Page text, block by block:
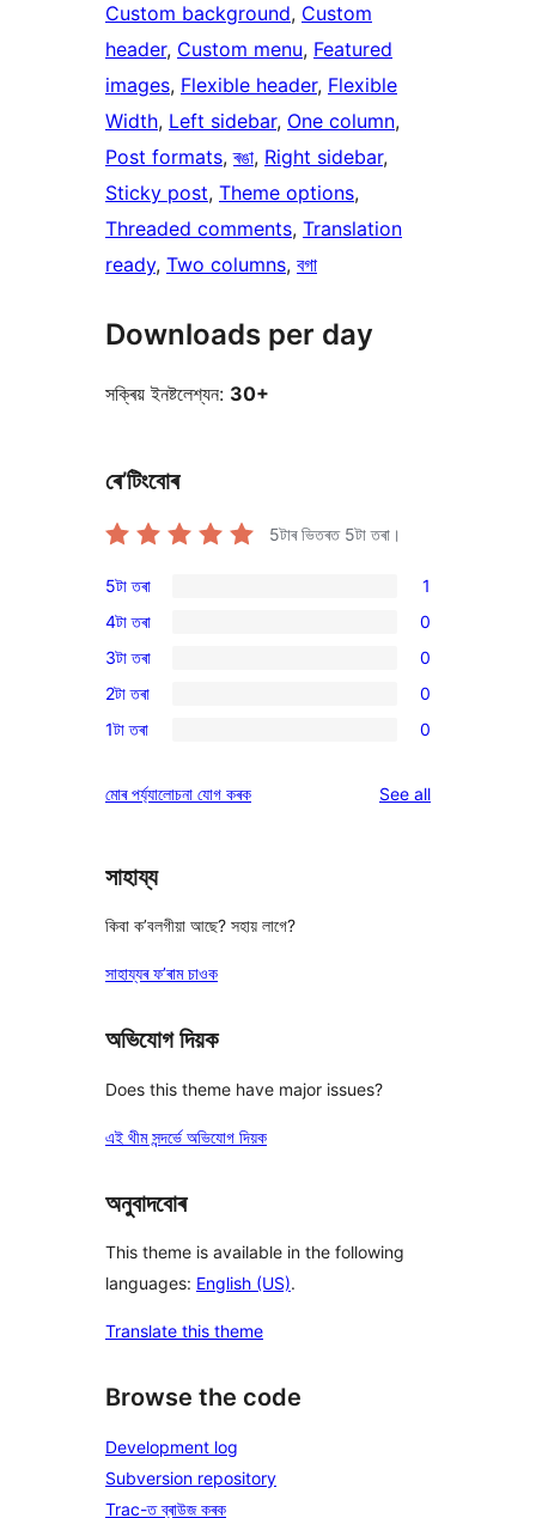
Custom background, Custom
header, Custom menu, Featured
images, Flexible header, Flexible
Width, Left sidebar, One column
Post formats, ৰঙা, Right sidebar
Sticky post, Theme options
Threaded comments, Translation
ready, Two columns, বগা
Downloads per day
সক্ৰিয় ইনষ্টলেশ্যন: 30+
ৰে’টিংবোৰ
5টাৰ ভিতৰত 5টা তৰা।
1
5-
star
review
5টা তৰা 1
0
4-
star
reviews
4টা তৰা 0
0
3-
star
3টা তৰা 0
0
2-
reviews
2টা তৰা 0
0
star
1টা তৰা 0
মোৰ পৰ্য্যালোচনা যোগ কৰক See allreviews
সাহায্য
কিবা ক’বলগীয়া আছে? সহায় লাগে?
সাহায্যৰ ফ’ৰাম চাওক
অভিযোগ দিয়ক
Does this theme have major issues?
এই থীম সন্দৰ্ভে অভিযোগ দিয়ক
অনুবাদবোৰ
This theme is available in the following
languages: English (US).
Translate this theme
Browse the code
Development log
Subversion repository
Trac-ত ব্ৰাউজ কৰক